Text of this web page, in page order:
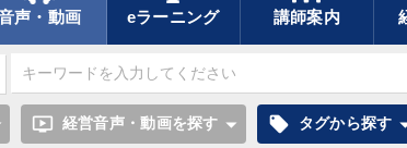
声・動画 eラーニング 講師案内
ondemand_video 経営音声・動画を探す local_offer タグから探す